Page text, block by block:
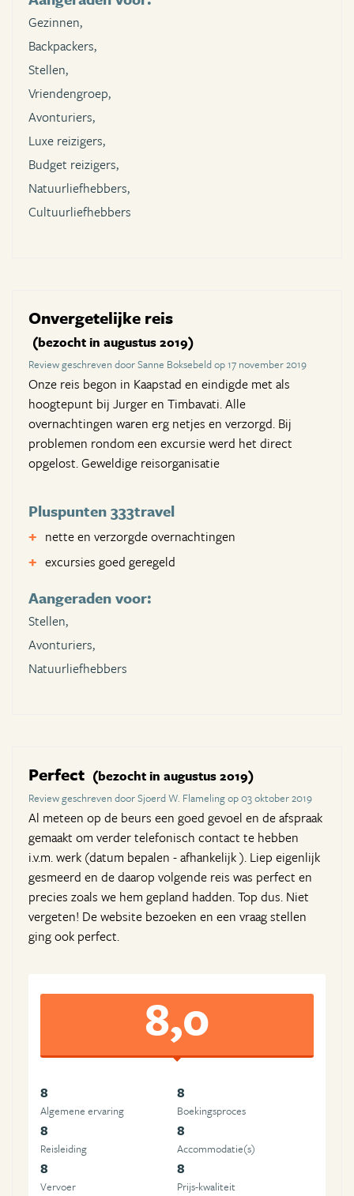
Gezinnen,
Backpackers,
Stellen,
Vriendengroep,
Avonturiers,
Luxe reizigers,
Budget reizigers,
Natuurliefhebbers,
Cultuurliefhebbers
Onvergetelijke reis
(bezocht in augustus 2019)
Review geschreven door Sanne Boksebeld op 17 november 2019
Onze reis begon in Kaapstad en eindigde met als
hoogtepunt bij Jurger en Timbavati. Alle
overnachtingen waren erg netjes en verzorgd. Bij
problemen rondom een excursie werd het direct
opgelost. Geweldige reisorganisatie
Pluspunten 333travel
nette en verzorgde overnachtingen
excursies goed geregeld
Aangeraden voor:
Stellen,
Avonturiers,
Natuurliefhebbers
Perfect (bezocht in augustus 2019)
Review geschreven door Sjoerd W. Flameling op 03 oktober 2019
Al meteen op de beurs een goed gevoel en de afspraak
gemaakt om verder telefonisch contact te hebben
i.v.m. werk (datum bepalen - afhankelijk ). Liep eigenlijk
gesmeerd en de daarop volgende reis was perfect en
precies zoals we hem gepland hadden. Top dus. Niet
vergeten! De website bezoeken en een vraag stellen
ging ook perfect.
8,0
8
Algemene ervaring
8
Boekingsproces
8
Reisleiding
8
Accommodatie(s)
8
Vervoer
8
Prijs-kwaliteit